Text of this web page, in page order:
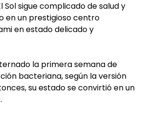
Sol sigue complicado de salud y
en un prestigioso centro
en estado delicado y
la primera semana de
bacteriana, según la versión
su estado se convirtió en un